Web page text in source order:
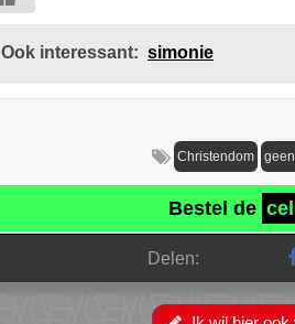
Ook interessant: simonie
Christendom
Bestel de
Delen: